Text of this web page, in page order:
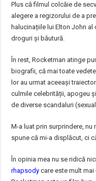
Plus că filmul colcăie de
alegere a regizorului de a
halucinațiile lui Elton John
droguri și băutură.
În rest, Rocketman atinge
biografii, că mai toate
lor au urmat aceeași
culmile celebrității, apogeu
de diverse scandaluri
M-a luat prin surprindere,
spune că mi-a displăcut, ci
În opinia mea nu se ridică
rhapsody care este mult